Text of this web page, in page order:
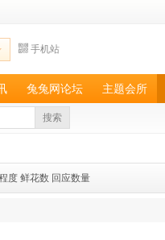
手机站
兔兔网论坛 主题会所
搜索
度 鲜花数 回应数量